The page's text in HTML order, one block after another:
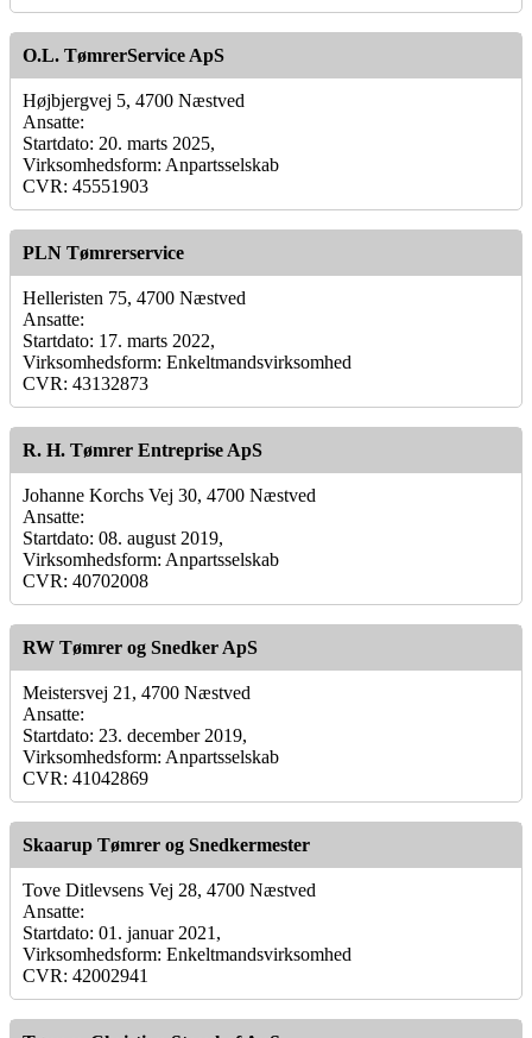
O.L. TømrerService ApS
Højbjergvej 5, 4700 Næstved
Ansatte:
Startdato: 20. marts 2025,
Virksomhedsform: Anpartsselskab
CVR: 45551903
PLN Tømrerservice
Helleristen 75, 4700 Næstved
Ansatte:
Startdato: 17. marts 2022,
Virksomhedsform: Enkeltmandsvirksomhed
CVR: 43132873
R. H. Tømrer Entreprise ApS
Johanne Korchs Vej 30, 4700 Næstved
Ansatte:
Startdato: 08. august 2019,
Virksomhedsform: Anpartsselskab
CVR: 40702008
RW Tømrer og Snedker ApS
Meistersvej 21, 4700 Næstved
Ansatte:
Startdato: 23. december 2019,
Virksomhedsform: Anpartsselskab
CVR: 41042869
Skaarup Tømrer og Snedkermester
Tove Ditlevsens Vej 28, 4700 Næstved
Ansatte:
Startdato: 01. januar 2021,
Virksomhedsform: Enkeltmandsvirksomhed
CVR: 42002941